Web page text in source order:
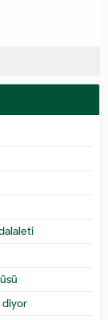
diyor